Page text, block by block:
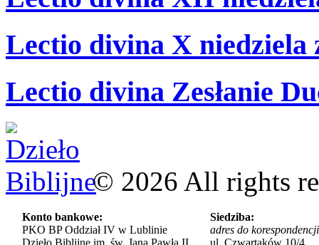
Lectio divina X niedziela
Lectio divina Zesłanie
© 2026 All rights
Konto bankowe:
PKO BP Oddział IV w Lublinie
Dzieło Biblijne im. św. Jana Pawła II
Siedziba:
adres do
ul. Czwartaków 10/4